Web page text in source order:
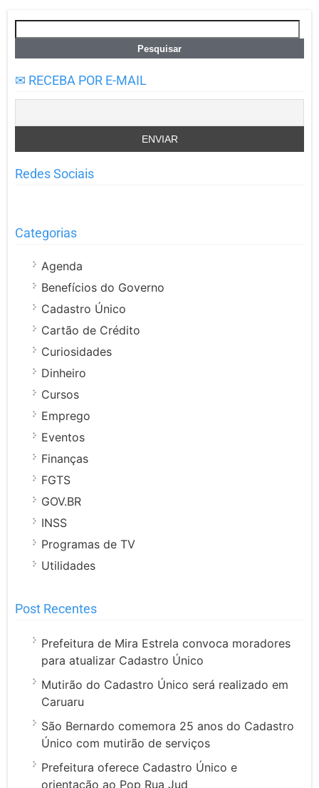
por:
✉ RECEBA POR E-MAIL
Redes Sociais
Categorias
Agenda
Benefícios do Governo
Cadastro Único
Cartão de Crédito
Curiosidades
Dinheiro
Cursos
Emprego
Eventos
Finanças
FGTS
GOV.BR
INSS
Programas de TV
Utilidades
Post Recentes
Prefeitura de Mira Estrela convoca moradores
para atualizar Cadastro Único
Mutirão do Cadastro Único será realizado em
Caruaru
São Bernardo comemora 25 anos do Cadastro
Único com mutirão de serviços
Prefeitura oferece Cadastro Único e
orientação ao Pop Rua Jud